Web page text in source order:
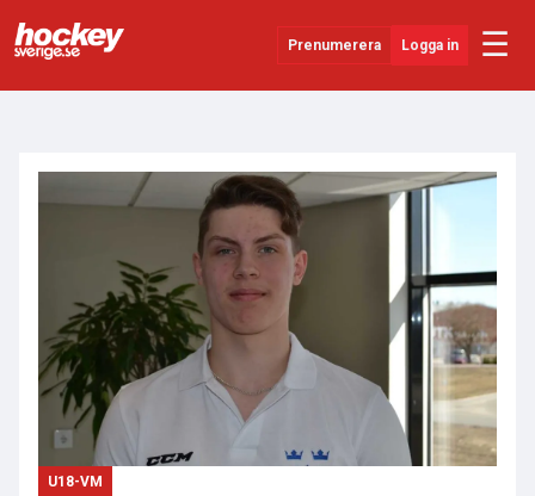
Prenumerera Logga in ☰
Evenemang
Övrigt
U18-VM